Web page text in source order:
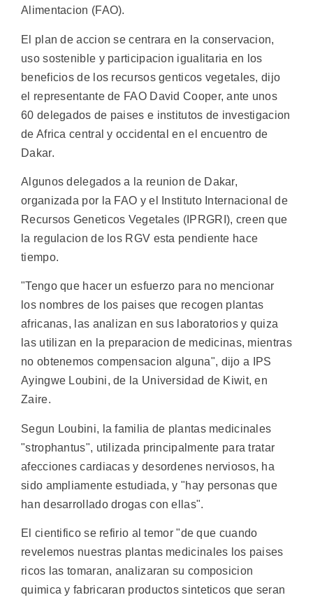
Alimentacion (FAO).
El plan de accion se centrara en la conservacion,
uso sostenible y participacion igualitaria en los
beneficios de los recursos genticos vegetales, dijo
el representante de FAO David Cooper, ante unos
60 delegados de paises e institutos de investigacion
de Africa central y occidental en el encuentro de
Dakar.
Algunos delegados a la reunion de Dakar,
organizada por la FAO y el Instituto Internacional de
Recursos Geneticos Vegetales (IPRGRI), creen que
la regulacion de los RGV esta pendiente hace
tiempo.
"Tengo que hacer un esfuerzo para no mencionar
los nombres de los paises que recogen plantas
africanas, las analizan en sus laboratorios y quiza
las utilizan en la preparacion de medicinas, mientras
no obtenemos compensacion alguna", dijo a IPS
Ayingwe Loubini, de la Universidad de Kiwit, en
Zaire.
Segun Loubini, la familia de plantas medicinales
"strophantus", utilizada principalmente para tratar
afecciones cardiacas y desordenes nerviosos, ha
sido ampliamente estudiada, y "hay personas que
han desarrollado drogas con ellas".
El cientifico se refirio al temor "de que cuando
revelemos nuestras plantas medicinales los paises
ricos las tomaran, analizaran su composicion
quimica y fabricaran productos sinteticos que seran